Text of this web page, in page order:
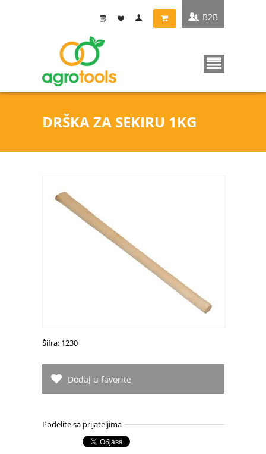
DRŠKA ZA SEKIRU 1KG
B2B
Šifra: 1230
Dodaj u favorite
Podelite sa prijateljima